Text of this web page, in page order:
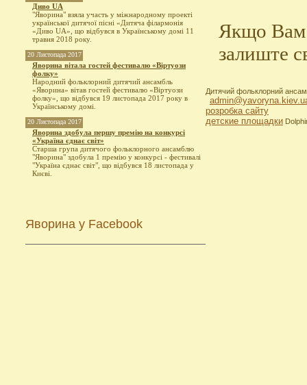
Диво UA
"Яворина" взяла участь у міжнародному проекті
української дитячої пісні «Дитяча філармонія
«Диво UA», що відбувся в Українському домі 11
травня 2018 року.
20 Листопада 2017
Яворина вітала гостей фестивалю «Віртуози
фолку»
Народний фольклорний дитячий ансамбль
«Яворина» вітав гостей фестивалю «Віртуози
фолку», що відбувся 19 листопада 2017 року в
Українському домі.
20 Листопада 2017
Яворина здобула першу премію на конкурсі
«Україна єднає світ»
Старша група дитячого фольклорного ансамблю
"Яворина" здобула 1 премію у конкурсі - фестивалі
"Україна єднає світ", що відбувся 18 листопада у
Києві.
Яворина у Facebook
Якщо Вам
залиште
Дитячий фольклорний
розробка сайту
детские площадки